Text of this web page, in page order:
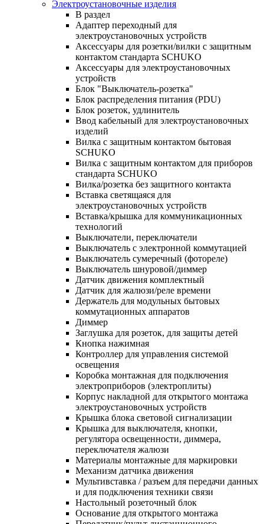
Электроустановочные изделия
В раздел
Адаптер переходный для
электроустановочных устройств
Аксессуары для розетки/вилки с защитным
контактом стандарта SCHUKO
Аксессуары для электроустановочных
устройств
Блок "Выключатель-розетка"
Блок распределения питания (PDU)
Блок розеток, удлинитель
Ввод кабельный для электроустановочных
изделий
Вилка с защитным контактом бытовая
SCHUKO
Вилка с защитным контактом для приборов
стандарта SCHUKO
Вилка/розетка без защитного контакта
Вставка светящаяся для
электроустановочных устройств
Вставка/крышка для коммуникационных
технологий
Выключатели, переключатели
Выключатель с электронной коммутацией
Выключатель сумеречный (фотореле)
Выключатель шнуровой/диммер
Датчик движения комплектный
Датчик для жалюзи/реле времени
Держатель для модульных бытовых
коммутационных аппаратов
Диммер
Заглушка для розеток, для защиты детей
Кнопка нажимная
Контроллер для управления системой
освещения
Коробка монтажная для подключения
электроприборов (электроплиты)
Корпус накладной для открытого монтажа
электроустановочных устройств
Крышка блока световой сигнализации
Крышка для выключателя, кнопки,
регулятора освещенности, диммера,
переключателя жалюзи
Материалы монтажные для маркировки
Механизм датчика движения
Мультивставка / разъем для передачи данных
и для подключения техники связи
Настольный розеточный блок
Основание для открытого монтажа